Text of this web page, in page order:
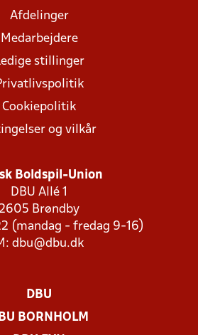
Afdelinger
Medarbejdere
stillinger
Cookiepolitik
og vilkår
Boldspil-Union
DBU Allé 1
2605 Brøndby
(mandag - fredag 9-16)
dbu@dbu.dk
DBU
BORNHOLM